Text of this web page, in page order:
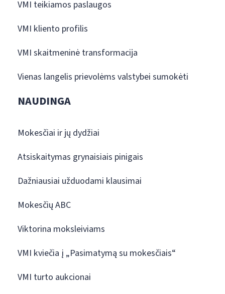
VMI teikiamos paslaugos
VMI kliento profilis
VMI skaitmeninė transformacija
Vienas langelis prievolėms valstybei sumokėti
NAUDINGA
Mokesčiai ir jų dydžiai
Atsiskaitymas grynaisiais pinigais
Dažniausiai užduodami klausimai
Mokesčių ABC
Viktorina moksleiviams
VMI kviečia į „Pasimatymą su mokesčiais“
VMI turto aukcionai